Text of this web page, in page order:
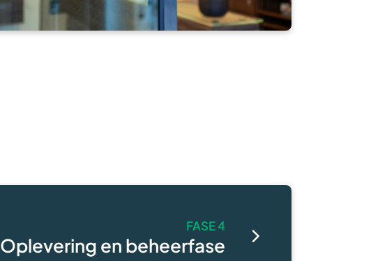
FASE 4
Oplevering en beheerfase